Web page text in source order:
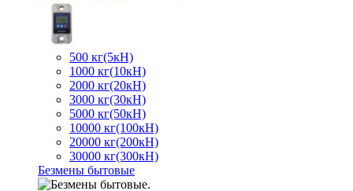
500 кг(5кН)
1000 кг(10кН)
2000 кг(20кН)
3000 кг(30кН)
5000 кг(50кН)
10000 кг(100кН)
20000 кг(200кН)
30000 кг(300кН)
Безмены бытовые